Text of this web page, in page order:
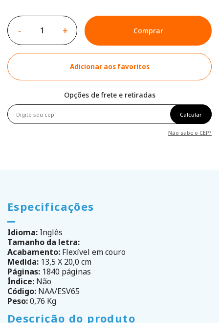
- + Comprar
Adicionar aos favoritos
Opções de frete e retiradas
Calcular
Não sabe o CEP?
Especificações
Idioma: Inglês
Tamanho da letra:
Acabamento: Flexível em couro
Medida: 13,5 X 20,0 cm
Páginas: 1840 páginas
Índice: Não
Código: NAA/ESV65
Peso:0,76 Kg
Descrição do produto